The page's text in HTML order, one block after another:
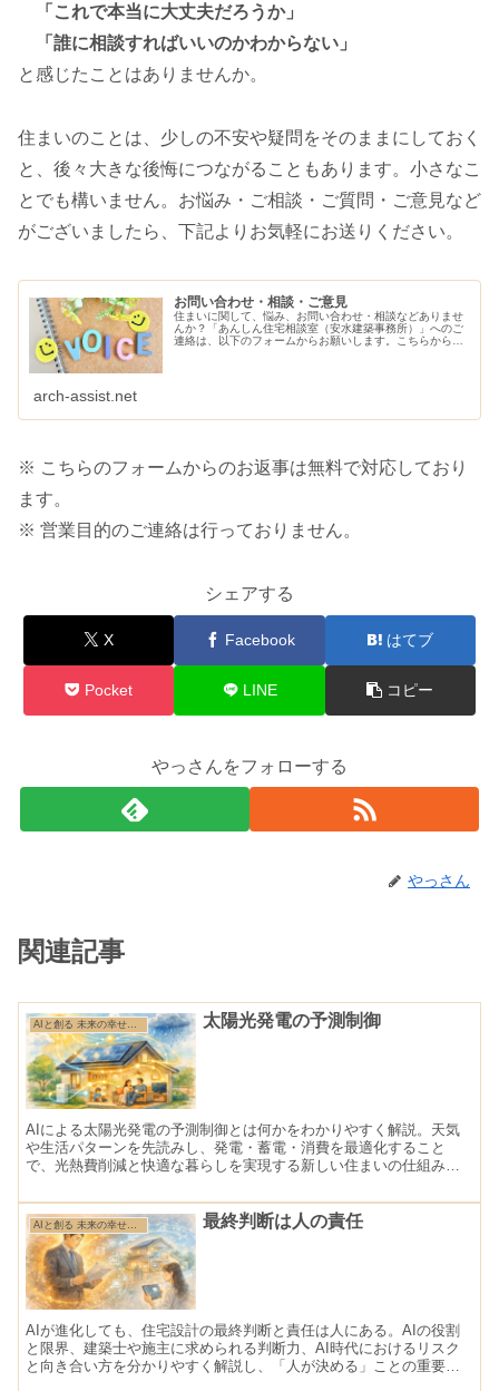
「これで本当に大丈夫だろうか」
「誰に相談すればいいのかわからない」
と感じたことはありませんか。
住まいのことは、少しの不安や疑問をそのままにしておく
と、後々大きな後悔につながることもあります。小さなこ
とでも構いません。お悩み・ご相談・ご質問・ご意見など
がございましたら、下記よりお気軽にお送りください。
お問い合わせ・相談・ご意見
住まいに関して、悩み、お問い合わせ・相談などありませ
んか？「あんしん住宅相談室（安水建築事務所）」へのご
連絡は、以下のフォームからお願いします。こちらから、
arch-assist.net
※ こちらのフォームからのお返事は無料で対応しており
ます。
※ 営業目的のご連絡は行っておりません。
シェアする
X Facebook はてブ
Pocket LINE コピー
やっさんをフォローする
やっさん
関連記事
AIと創る 未来の幸せ住まい 太陽光発電の予測制御
AIによる太陽光発電の予測制御とは何かをわかりやすく解説。天気
や生活パターンを先読みし、発電・蓄電・消費を最適化すること
で、光熱費削減と快適な暮らしを実現する新しい住まいの仕組みを
AIと創る 未来の幸せ住まい 最終判断は人の責任
AIが進化しても、住宅設計の最終判断と責任は人にある。AIの役割
と限界、建築士や施主に求められる判断力、AI時代におけるリスク
と向き合い方を分かりやすく解説し、「人が決める」ことの重要性